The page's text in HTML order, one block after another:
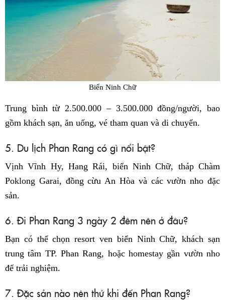
Biển Ninh Chữ
Trung bình từ 2.500.000 – 3.500.000 đồng/người, bao
gồm khách sạn, ăn uống, vé tham quan và di chuyển.
5. Du lịch Phan Rang có gì nổi bật?
Vịnh Vĩnh Hy, Hang Rái, biển Ninh Chữ, tháp Chàm
Poklong Garai, đồng cừu An Hòa và các vườn nho đặc
sản.
6. Đi Phan Rang 3 ngày 2 đêm nên ở đâu?
Bạn có thể chọn resort ven biển Ninh Chữ, khách sạn
trung tâm TP. Phan Rang, hoặc homestay gần vườn nho
để trải nghiệm.
7. Đặc sản nào nên thử khi đến Phan Rang?